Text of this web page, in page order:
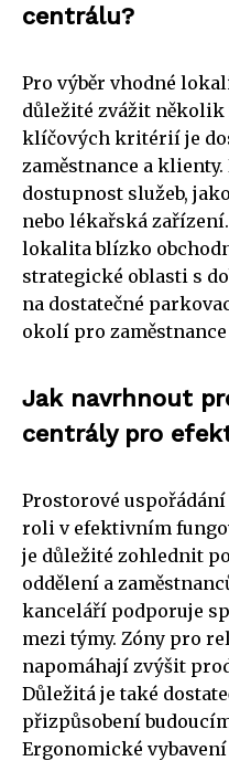
centrálu?
Pro výběr vhodné
důležité zvážit několik
klíčových kritérií je
zaměstnance a
dostupnost služeb,
nebo lékařská
lokalita blízko
strategické oblasti s
na dostatečné
okolí pro
Jak navrhnout
centrály pro
Prostorové
roli v efektivním
je důležité zohlednit
oddělení a
kanceláří podporuje
mezi týmy. Zóny pro
napomáhají zvýšit
Důležitá je také
přizpůsobení
Ergonomické